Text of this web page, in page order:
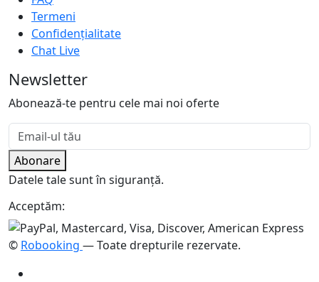
Termeni
Confidențialitate
Chat Live
Newsletter
Abonează-te pentru cele mai noi oferte
Abonare
Datele tale sunt în siguranță.
Acceptăm:
© Robooking — Toate drepturile rezervate.